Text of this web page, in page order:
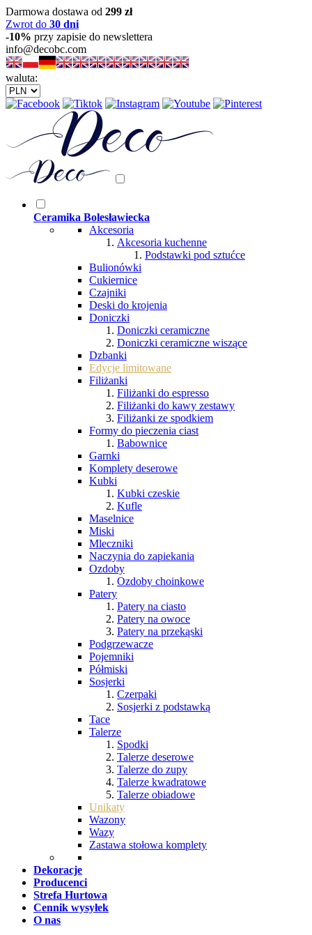
Darmowa dostawa od 299 zł
Zwrot do 30 dni
-10% przy zapisie do newslettera
info@decobc.com
waluta:
Ceramika Bolesławiecka
Akcesoria
Akcesoria kuchenne
Podstawki pod sztućce
Bulionówki
Cukiernice
Czajniki
Deski do krojenia
Doniczki
Doniczki ceramiczne
Doniczki ceramiczne wiszące
Dzbanki
Edycje limitowane
Filiżanki
Filiżanki do espresso
Filiżanki do kawy zestawy
Filiżanki ze spodkiem
Formy do pieczenia ciast
Babownice
Garnki
Komplety deserowe
Kubki
Kubki czeskie
Kufle
Maselnice
Miski
Mleczniki
Naczynia do zapiekania
Ozdoby
Ozdoby choinkowe
Patery
Patery na ciasto
Patery na owoce
Patery na przekąski
Podgrzewacze
Pojemniki
Półmiski
Sosjerki
Czerpaki
Sosjerki z podstawką
Tace
Talerze
Spodki
Talerze deserowe
Talerze do zupy
Talerze kwadratowe
Talerze obiadowe
Unikaty
Wazony
Wazy
Zastawa stołowa komplety
Dekoracje
Producenci
Strefa Hurtowa
Cennik wysyłek
O nas